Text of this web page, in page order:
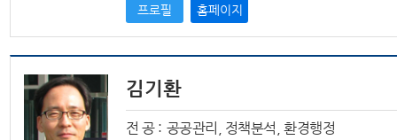
프로필 홈페이지
김기환
전 공 : 공공관리, 정책분석, 환경행정